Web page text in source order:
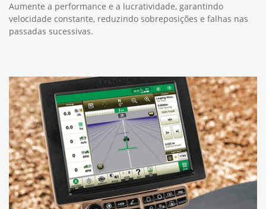
Aumente a performance e a lucratividade, garantindo
velocidade constante, reduzindo sobreposições e falhas nas
passadas sucessivas.